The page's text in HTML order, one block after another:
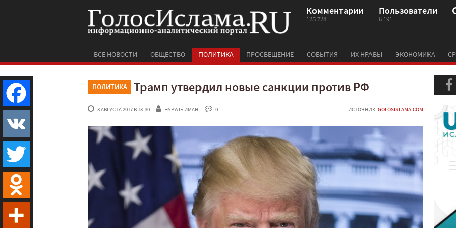
Комментарии
125 728
Пользователи
6 191
ВСЕ НОВОСТИ ОБЩЕСТВО ПОЛИТИКА ПРОСВЕЩЕНИЕ СОБЫТИЯ ИХ НРАВЫ ЭКОНОМИКА
ПОЛИТИКА Трамп утвердил новые санкции против РФ
3 АВГУСТА'2017 В 13:30 НУРУЛЬ ИМАН 0 ИСТОЧНИК: GOLOSISLAMA.COM
Facebook
VK
Twitter
Odnoklassniki